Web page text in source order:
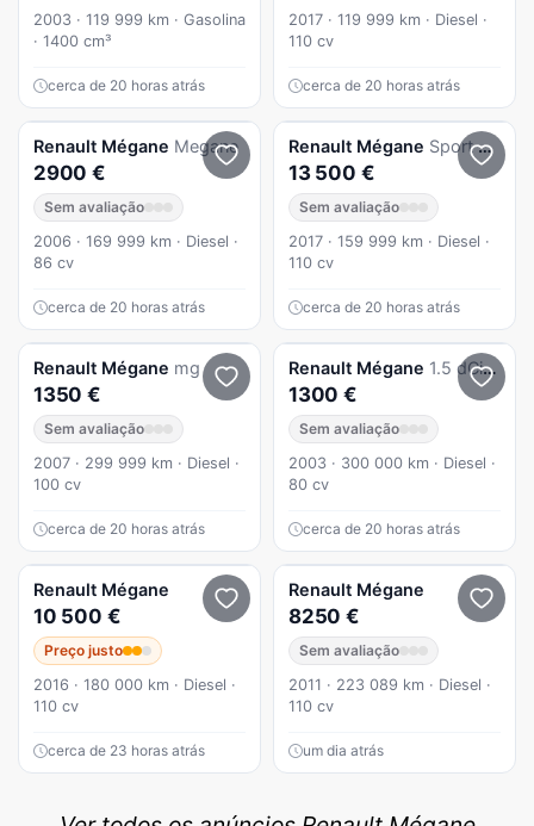
2003 · 119 999 km · Gasolina
· 1400 cm³
cerca de 20 horas atrás
2017 · 119 999 km · Diesel ·
110 cv
cerca de 20 horas atrás
Renault Mégane Megane
2900 €
Sem avaliação
2006 · 169 999 km · Diesel ·
86 cv
cerca de 20 horas atrás
Renault Mégane Sport Tourer 1.5 dCi Bose Edition
13 500 €
Sem avaliação
2017 · 159 999 km · Diesel ·
110 cv
cerca de 20 horas atrás
Renault Mégane mg
1350 €
Sem avaliação
2007 · 299 999 km · Diesel ·
100 cv
cerca de 20 horas atrás
Renault Mégane 1.5 dCi Confort
1300 €
Sem avaliação
2003 · 300 000 km · Diesel ·
80 cv
cerca de 20 horas atrás
Renault Mégane
10 500 €
Preço justo
2016 · 180 000 km · Diesel ·
110 cv
cerca de 23 horas atrás
Renault Mégane
8250 €
Sem avaliação
2011 · 223 089 km · Diesel ·
110 cv
um dia atrás